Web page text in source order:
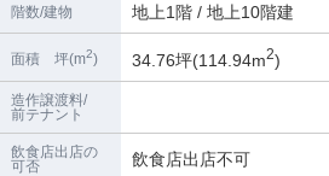
階数/建物 地上1階 / 地上10階建
面積 坪(m2) 34.76坪(114.94m2)
造作譲渡料/
前テナント
飲食店出店の
可否
飲食店出店不可